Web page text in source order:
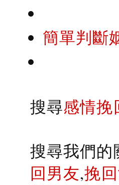
簡單判斷
搜尋感情挽
搜尋我們的
回男友,挽